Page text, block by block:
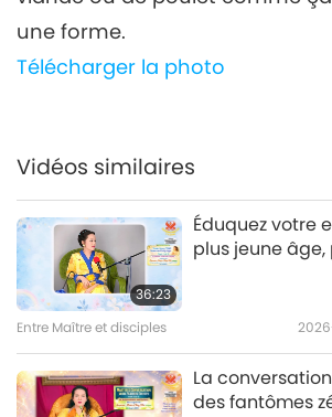
Entre Maître et disciples
37:27
L’éveil à la
Entre Maître et disciples
10
L’éveil à la
une forme.
Télécharger la photo
Vidéos similaires
36:23
Éduquez votre
plus jeune âge,
Entre Maître et disciples
La
des fantômes